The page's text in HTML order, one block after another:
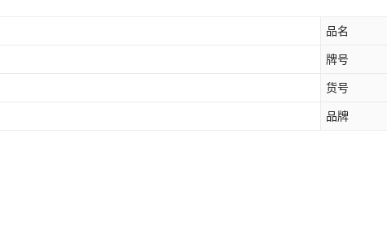
品名
牌号
货号
品牌